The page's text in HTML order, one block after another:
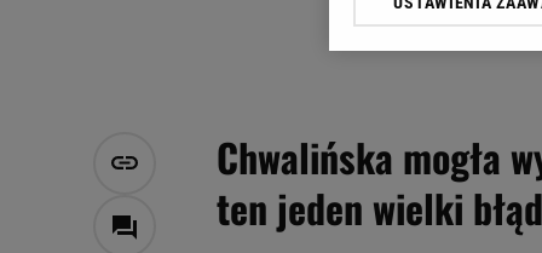
Chwalińska mogła
ten jeden wielki
Klikając „Akceptuję”
Zaufanych Partnerów i
My, nasi Zaufani
Użycie dokładnych
Przechowywanie
badnie odbiorców i